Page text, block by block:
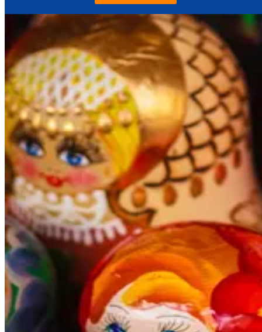
Россия - крупнейшая страна мира, которой есть, что
предложить каждому гостю. Яркая городская жизнь, история и